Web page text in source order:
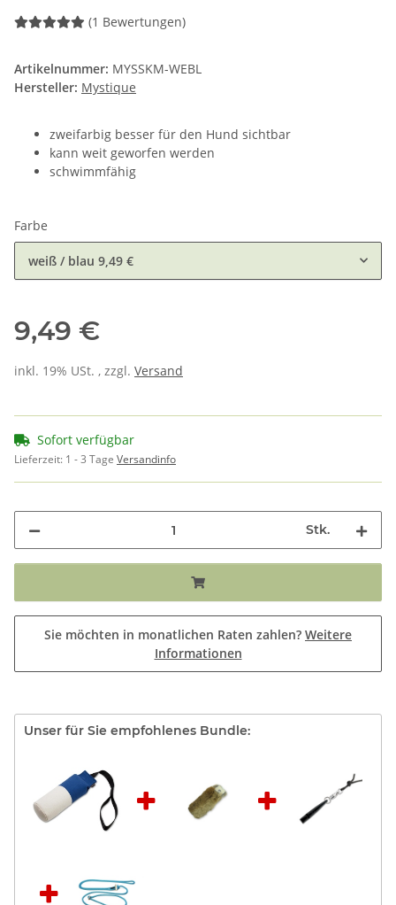
(1 Bewertungen)
Artikelnummer: MYSSKM-WEBL
Hersteller: Mystique
zweifarbig besser für den Hund sichtbar
kann weit geworfen werden
schwimmfähig
Farbe
weiß / blau 9,49 €
9,49 €
inkl. 19% USt. , zzgl. Versand
Sofort verfügbar
Lieferzeit: 1 - 3 Tage Versandinfo
Stk.
Sie möchten in monatlichen Raten zahlen? Weitere
Informationen
Unser für Sie empfohlenes Bundle: